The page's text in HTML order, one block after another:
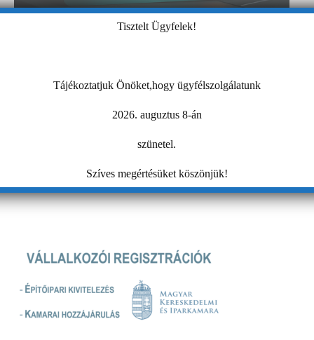
Tisztelt Ügyfelek!
Tájékoztatjuk Önöket,hogy ügyfélszolgálatunk
2026. auguztus 8-án
szünetel.
Szíves megértésüket köszönjük!